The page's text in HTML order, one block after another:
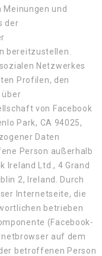
und
der
bereitzustellen.
Netzwerkes
Profilen, den
über
von Facebook
Park, CA 94025,
Daten
Person außerhalb
Ireland Ltd., 4 Grand
2, Ireland. Durch
Internetseite, die
betrieben
(Facebook-
auf dem
betroffenen Person